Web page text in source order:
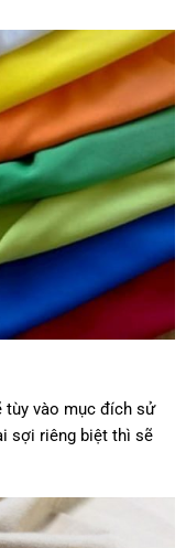
tùy vào mục đích sử
sợi riêng biệt thì sẽ